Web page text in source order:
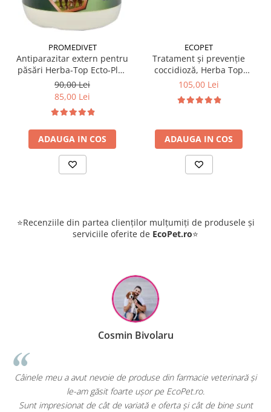
PROMEDIVET
Antiparazitar extern pentru
păsări Herba-Top Ecto-Plus
500 ml
90,00 Lei
85,00 Lei
ADAUGA IN COS
ECOPET
Tratament și prevenție
coccidioză, Herba Top
Cocci-Plus 500 ml +
păsări Herba Top
105,00 Lei
ADAUGA IN COS
⭐Recenziile din partea clienților mulțumiți de produsele și
serviciile oferite de EcoPet.ro⭐
Cosmin Bivolaru
Câinele meu a avut nevoie de produse din farmacie veterinară și
le-am găsit foarte ușor pe EcoPet.ro.
Sunt impresionat de cât de variată e oferta și cât de bine sunt